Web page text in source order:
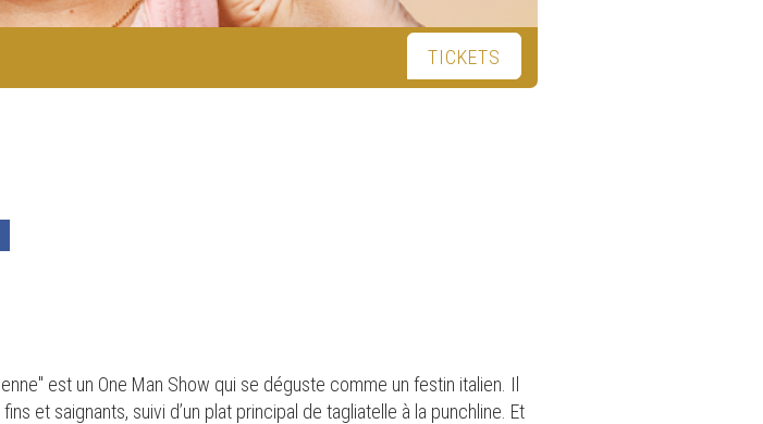
TICKETS
est un One Man Show qui se déguste comme un festin italien. Il
et saignants, suivi d’un plat principal de tagliatelle à la punchline. Et